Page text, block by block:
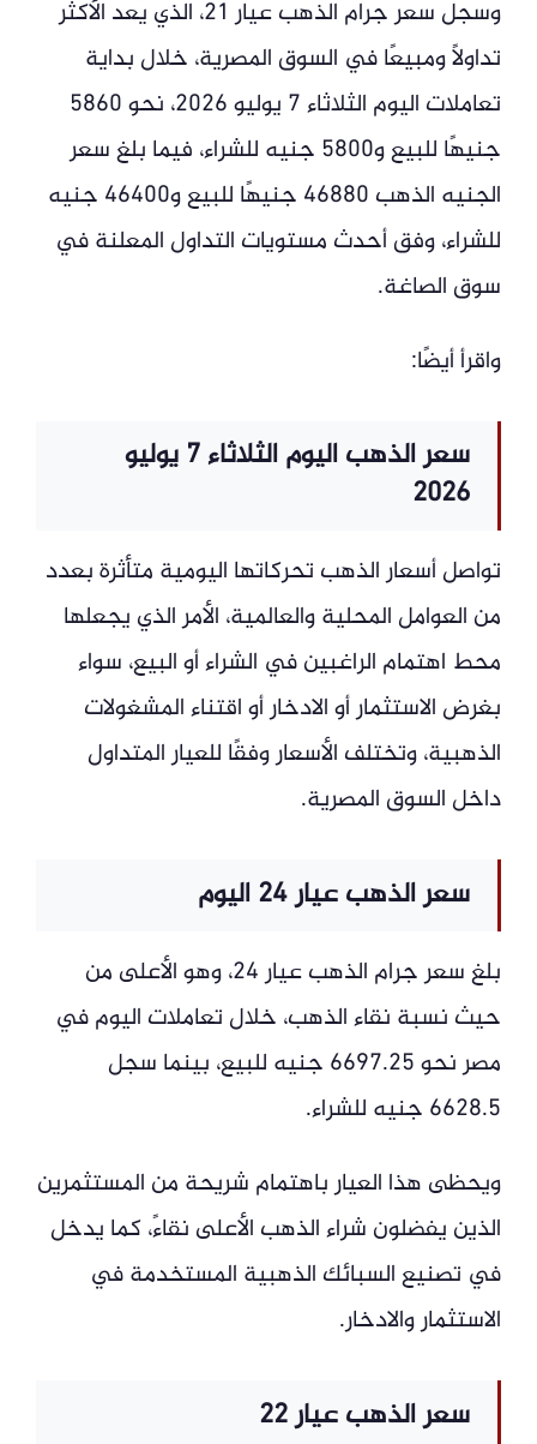
وسجل سعر جرام الذهب عيار 21، الذي يُعد الأكثر
تداولًا ومبيعًا في السوق المصرية، خلال بداية
تعاملات اليوم الثلاثاء 7 يوليو 2026، نحو 5860
جنيهًا للبيع و5800 جنيه للشراء، فيما بلغ سعر
الجنيه الذهب 46880 جنيهًا للبيع و46400 جنيه
للشراء، وفق أحدث مستويات التداول المعلنة في
سوق الصاغة.
واقرأ أيضًا:
سعر الذهب اليوم الثلاثاء 7 يوليو
2026
تواصل أسعار الذهب تحركاتها اليومية متأثرة بعدد
من العوامل المحلية والعالمية، الأمر الذي يجعلها
محط اهتمام الراغبين في الشراء أو البيع، سواء
بغرض الاستثمار أو الادخار أو اقتناء المشغولات
الذهبية، وتختلف الأسعار وفقًا للعيار المتداول
داخل السوق المصرية.
سعر الذهب عيار 24 اليوم
بلغ سعر جرام الذهب عيار 24، وهو الأعلى من
حيث نسبة نقاء الذهب، خلال تعاملات اليوم في
مصر نحو 6697.25 جنيه للبيع، بينما سجل
6628.5 جنيه للشراء.
ويحظى هذا العيار باهتمام شريحة من المستثمرين
الذين يفضلون شراء الذهب الأعلى نقاءً، كما يدخل
في تصنيع السبائك الذهبية المستخدمة في
الاستثمار والادخار.
سعر الذهب عيار 22